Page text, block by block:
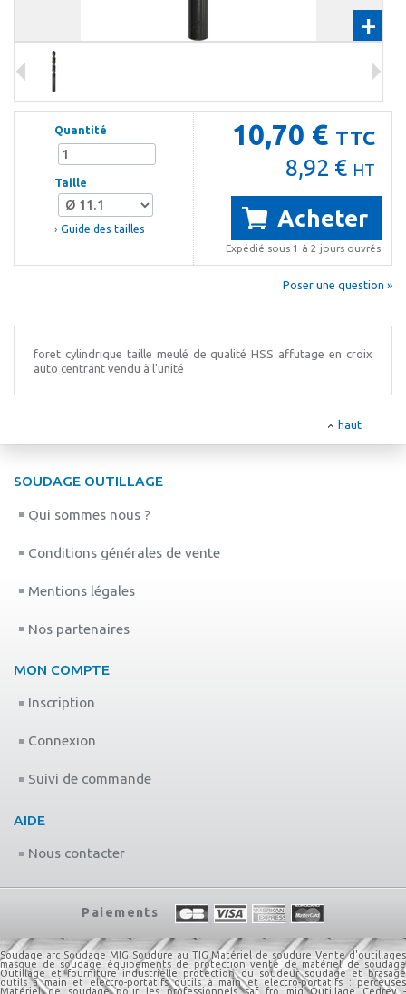
+
10,70 € TTC
8,92 € HT
Acheter
Expédié sous 1 à 2 jours ouvrés
Quantité
Taille
› Guide des tailles
Poser une question »
foret cylindrique taille meulé de qualité HSS affutage en croix
auto centrant vendu à l'unité
haut
SOUDAGE OUTILLAGE
Qui sommes nous ?
Conditions générales de vente
Mentions légales
Nos partenaires
MON COMPTE
Inscription
Connexion
Suivi de commande
AIDE
Nous contacter
Paiements
Soudage arc Soudage MIG Soudure au TIG Matériel de soudure Vente d'outillages
masque de soudage
équipements de protection vente de matériel de soudage
Outillage et fourniture industrielle
protection du soudeur soudage et brasage
outils à main et electro-portatifs outils à main et electro-portatifs : perceuses
Matériel de soudage pour les professionnels
saf fro mig Outillage Cedrey -